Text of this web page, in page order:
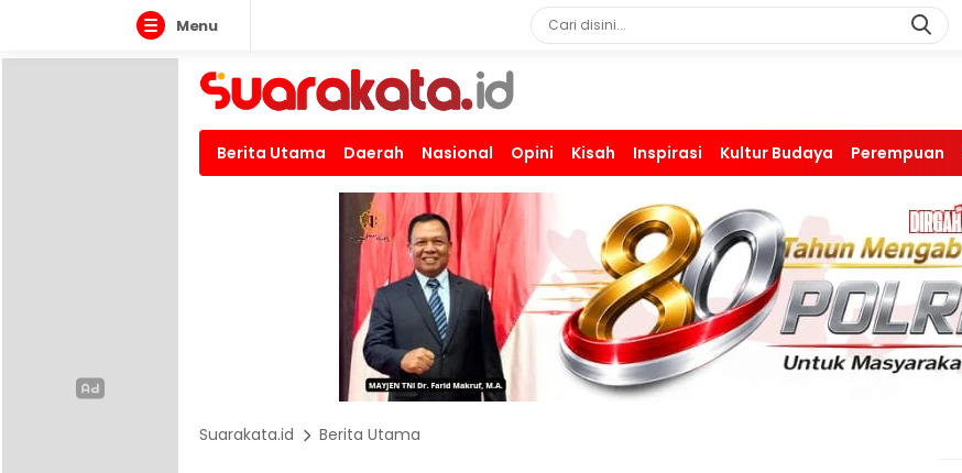
Menu
Berita Utama Daerah Nasional Opini Kisah Inspirasi Kultur Budaya Perempuan
Suarakata.id Berita Utama